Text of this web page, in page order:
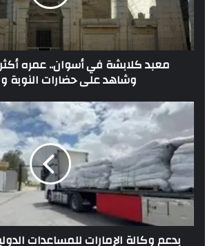
وشاهد على حضارات النوبة